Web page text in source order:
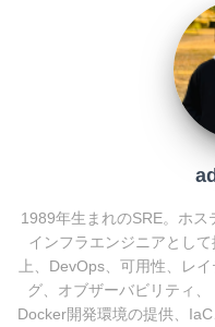
1989年生まれのSRE。ホ
インフラエンジニアとし
上、DevOps、可用性、レ
グ、オブザーバビリティ、
Docker開発環境の提供、